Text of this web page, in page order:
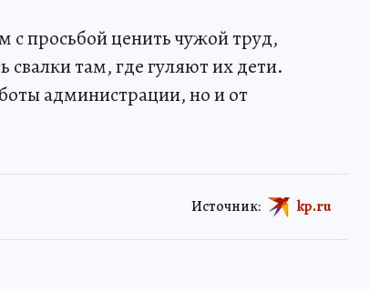
с просьбой ценить чужой труд,
свалки там, где гуляют их дети.
администрации, но и от
Источник: kp.ru